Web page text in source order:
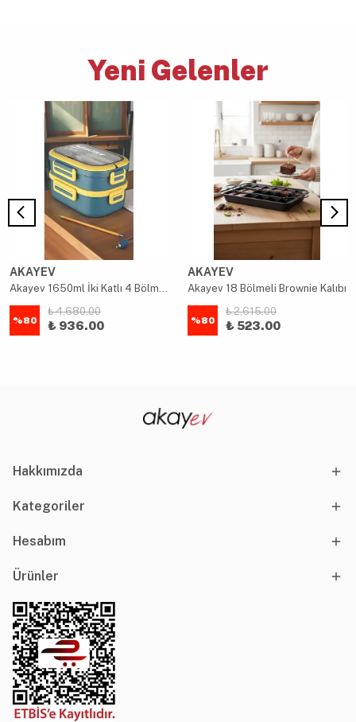
Yeni Gelenler
AKAYEV
Akayev 1650ml İki Katlı 4 Bölmeli Çelik Yemek Kabı Mavi
%80
₺ 4,680.00
₺ 936.00
AKAYEV
Akayev 18 Bölmeli Brownie Kalıbı
%80
₺ 2,615.00
₺ 523.00
Hakkımızda
Kategoriler
Hesabım
Ürünler